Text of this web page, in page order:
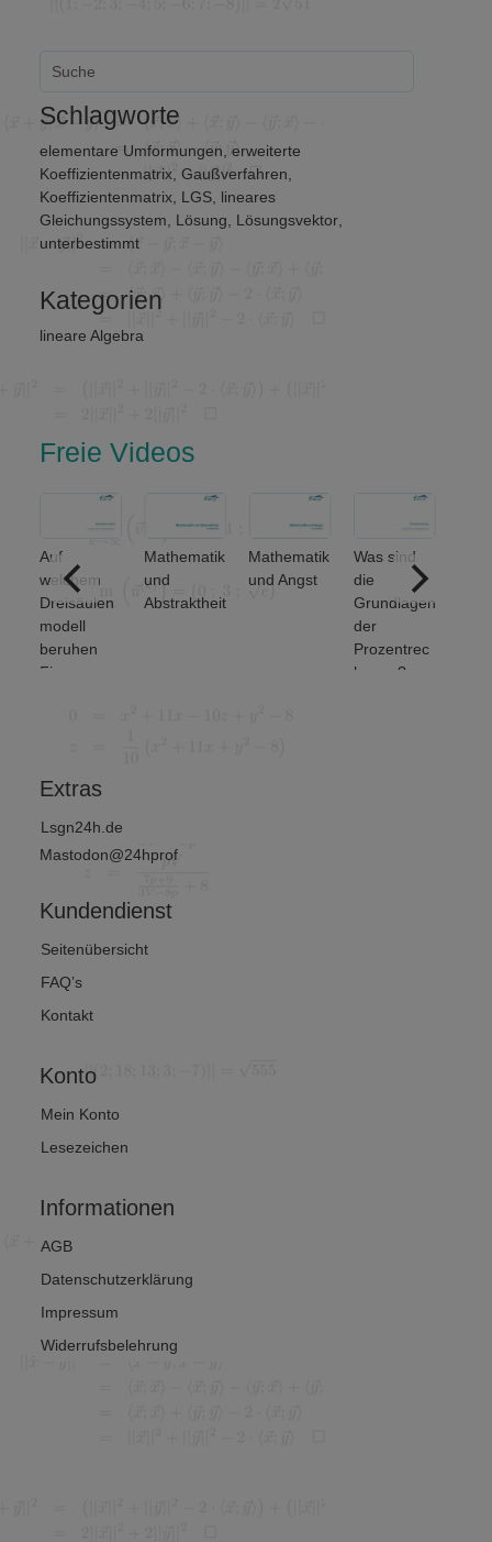
Schlagworte
elementare Umformungen, erweiterte
Koeffizientenmatrix, Gaußverfahren,
Koeffizientenmatrix, LGS, lineares
Gleichungssystem, Lösung, Lösungsvektor,
unterbestimmt
Kategorien
lineare Algebra
Freie Videos
welchem
Dreisäulen
modell
beruhen
Finanz-
Mathematik
Abstraktheit
Mathematik
und Angst
Was sind
Grundlagen
Prozentrec
hnung?
den
Extras
Lsgn24h.de
Mastodon@24hprof
Kundendienst
Seitenübersicht
FAQ’s
Kontakt
Konto
Mein Konto
Lesezeichen
Informationen
AGB
Datenschutzerklärung
Impressum
Widerrufsbelehrung